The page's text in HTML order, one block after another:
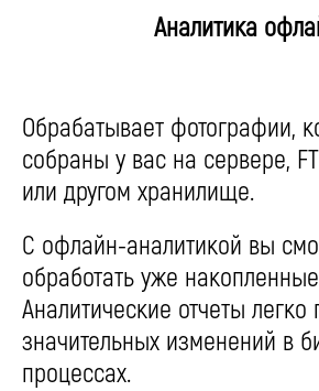
Аналитика
Обрабатывает фотографии,
собраны у вас на сервере,
или другом хранилище.
С офлайн-аналитикой вы
обработать уже
Аналитические отчеты легко
значительных изменений в
процессах.